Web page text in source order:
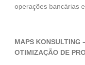
operações bancárias
MAPS KONSULTING
OTIMIZAÇÃO DE